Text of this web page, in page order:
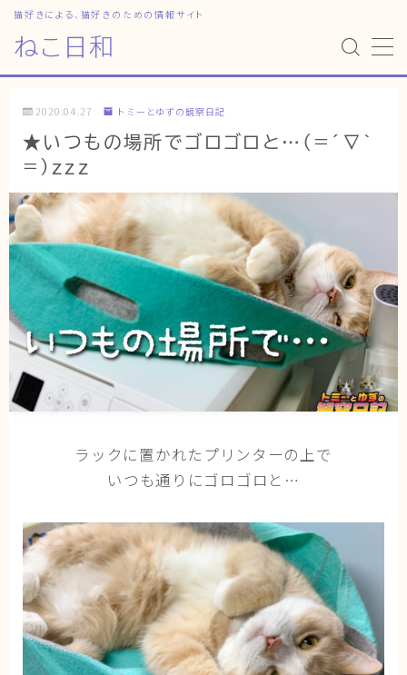
ねこ日和
猫好きによる、猫好きのための情報サイト
MENU
ねこ日和
どっちがいい？
猫暮らしの平均
猫のなぜ？
ゆずとシンバの日常
ねこの部屋
猫の健康・ケア関連
猫と人間の共生・社会問題
猫の雑学・トリビア
猫の可愛さ発見シリーズ
猫と暮らす快適環境づくり
猫と暮らすシニアライフ
ねこの飼い方
2020.04.27 トミーとゆずの観察日記
★いつもの場所でゴロゴロと…(=´∇｀
=)zzz
ラックに置かれたプリンターの上で
いつも通りにゴロゴロと…